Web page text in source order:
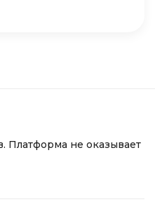
Платформа не оказывает